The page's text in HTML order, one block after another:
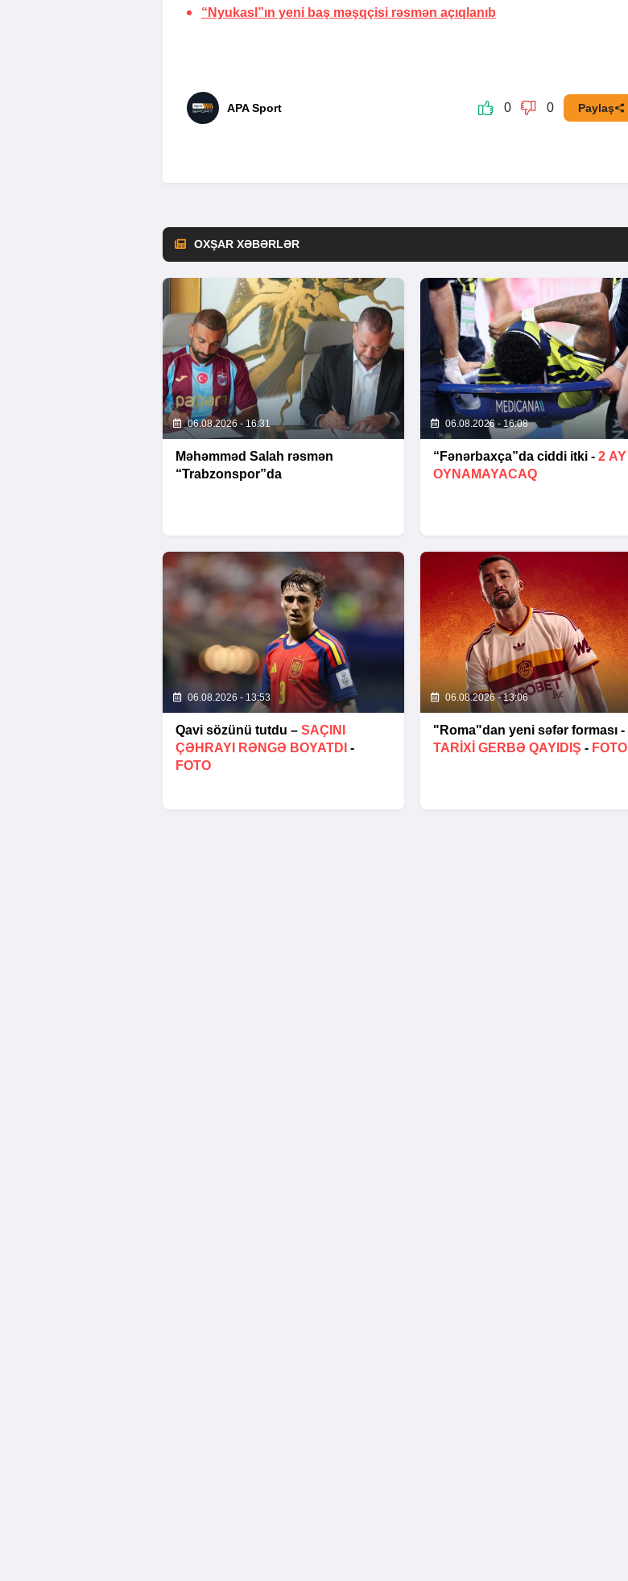
“Nyukasl”ın yeni baş məşqçisi rəsmən açıqlanıb
APA Sport 0 0 Paylaş
OXŞAR XƏBƏRLƏR
06.08.2026 - 16:31
Məhəmməd Salah rəsmən
“Trabzonspor”da
06.08.2026 - 16:08
“Fənərbaxça”da ciddi itki - 2 AY
OYNAMAYACAQ
06.08.2026 - 13:53
Qavi sözünü tutdu – SAÇINI
ÇƏHRAYI RƏNGƏ BOYATDI -
FOTO
06.08.2026 - 13:06
"Roma"dan yeni səfər forması -
TARIXI GERBƏ QAYIDIŞ - FOTO